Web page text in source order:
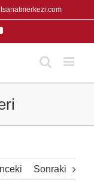
YouTube
Sonraki